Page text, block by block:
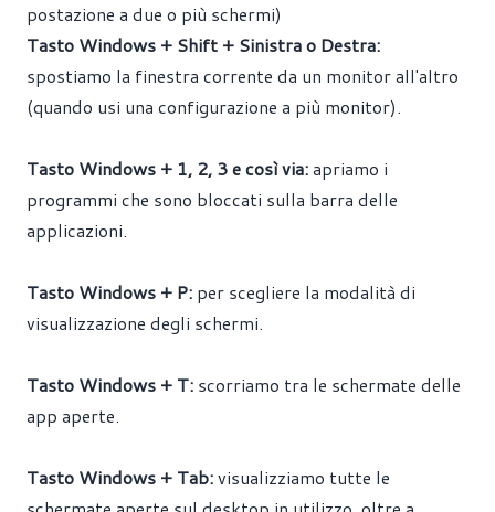
postazione a due o più schermi)
Tasto Windows + Shift + Sinistra o Destra:
spostiamo la finestra corrente da un monitor all'altro
(quando usi una configurazione a più monitor).
Tasto Windows + 1, 2, 3 e così via:apriamo i
programmi che sono bloccati sulla barra delle
applicazioni.
Tasto Windows + P: per scegliere la modalità di
visualizzazione degli schermi.
Tasto Windows + T: scorriamo tra le schermate delle
app aperte.
Tasto Windows + Tab:visualizziamo tutte le